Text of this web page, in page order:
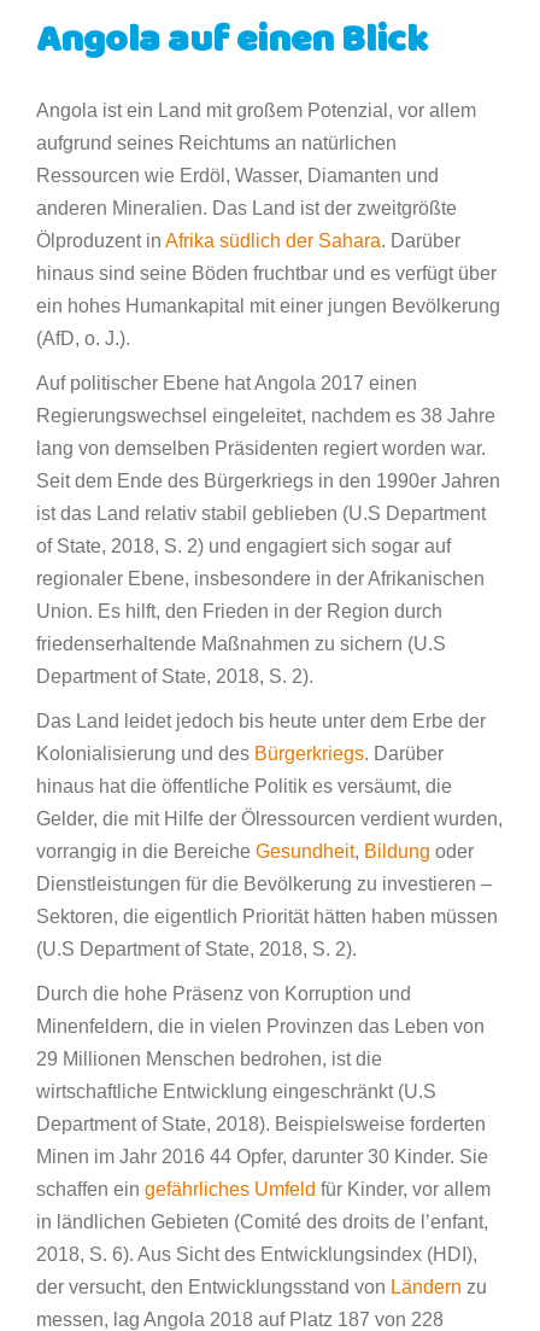
Angola auf einen Blick
Angola ist ein Land mit großem Potenzial, vor allem
aufgrund seines Reichtums an natürlichen
Ressourcen wie Erdöl, Wasser, Diamanten und
anderen Mineralien. Das Land ist der zweitgrößte
Ölproduzent in Afrika südlich der Sahara. Darüber
hinaus sind seine Böden fruchtbar und es verfügt über
ein hohes Humankapital mit einer jungen Bevölkerung
(AfD, o. J.).
Auf politischer Ebene hat Angola 2017 einen
Regierungswechsel eingeleitet, nachdem es 38 Jahre
lang von demselben Präsidenten regiert worden war.
Seit dem Ende des Bürgerkriegs in den 1990er Jahren
ist das Land relativ stabil geblieben (U.S Department
of State, 2018, S. 2) und engagiert sich sogar auf
regionaler Ebene, insbesondere in der Afrikanischen
Union. Es hilft, den Frieden in der Region durch
friedenserhaltende Maßnahmen zu sichern (U.S
Department of State, 2018, S. 2).
Das Land leidet jedoch bis heute unter dem Erbe der
Kolonialisierung und des Bürgerkriegs. Darüber
hinaus hat die öffentliche Politik es versäumt, die
Gelder, die mit Hilfe der Ölressourcen verdient wurden,
vorrangig in die Bereiche Gesundheit, Bildung oder
Dienstleistungen für die Bevölkerung zu investieren –
Sektoren, die eigentlich Priorität hätten haben müssen
(U.S Department of State, 2018, S. 2).
Durch die hohe Präsenz von Korruption und
Minenfeldern, die in vielen Provinzen das Leben von
29 Millionen Menschen bedrohen, ist die
wirtschaftliche Entwicklung eingeschränkt (U.S
Department of State, 2018). Beispielsweise forderten
Minen im Jahr 2016 44 Opfer, darunter 30 Kinder. Sie
schaffen ein gefährliches Umfeld für Kinder, vor allem
in ländlichen Gebieten (Comité des droits de l’enfant,
2018, S. 6). Aus Sicht des Entwicklungsindex (HDI),
der versucht, den Entwicklungsstand von Ländern zu
messen, lag Angola 2018 auf Platz 187 von 228